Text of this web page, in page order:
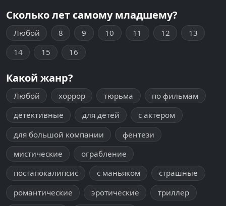
Сколько лет самому младшему?
Любой 8 9 10 11 12
13
14
15 16
Какой жанр?
Любой хоррор тюрьма
по фильмам
детективные
для детей
с актером
для большой компании
фентези
мистические
ограбление
постапокалипсис
с маньяком
страшные
романтические
эротические
триллер